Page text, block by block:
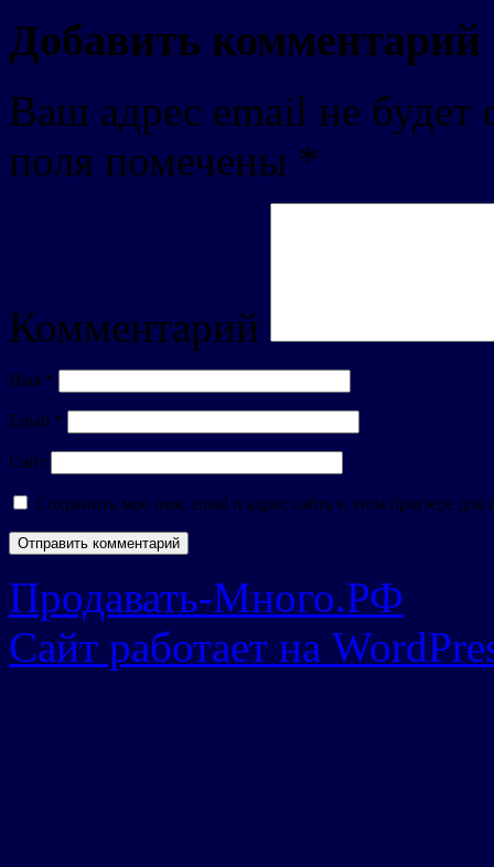
Добавить комментарий
Ваш адрес email не будет
поля помечены *
Комментарий
Имя *
Email *
Сайт
Сохранить моё имя, email и адрес сайта в этом браузере
Продавать-Много.РФ
Сайт работает на